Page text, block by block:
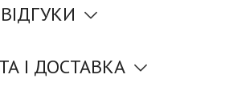
ВІДГУКИ
І ДОСТАВКА